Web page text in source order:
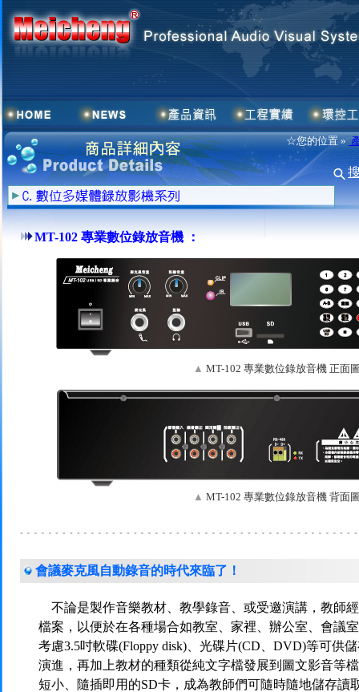
☆您的位置 »
MT-102 專業數位錄放音機 ：
▲ MT-102 專業數位錄放音機 正面
▲ MT-102 專業數位錄放音機 背面
會議麥克風自動錄音的時代來臨了！
不論是製作音樂教材、教學錄音、或受邀演講，教師
檔案，以便於在各種場合如教室、家裡、辦公室、會議
考慮3.5吋軟碟(Floppy disk)、光碟片(CD、DVD)等可供
演進，再加上教材的種類從純文字檔發展到圖文影音等
短小、隨插即用的SD卡，成為教師們可隨時隨地儲存讀